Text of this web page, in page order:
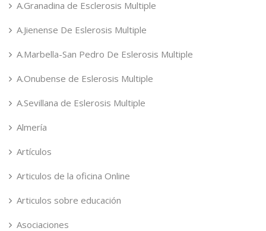
A.Granadina de Esclerosis Multiple
A.Jienense De Eslerosis Multiple
A.Marbella-San Pedro De Eslerosis Multiple
A.Onubense de Eslerosis Multiple
A.Sevillana de Eslerosis Multiple
Almería
Artículos
Articulos de la oficina Online
Articulos sobre educación
Asociaciones